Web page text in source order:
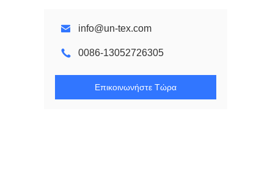
info@un-tex.com
0086-13052726305
Επικοινωνήστε Τώρα